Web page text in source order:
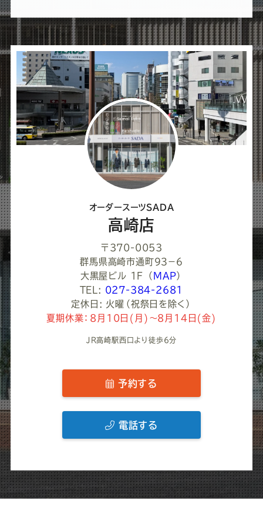
ば
シ
ェ
ア
し
て
く
だ
オーダースーツSADA
高崎店
〒370-0053
群馬県高崎市通町９３−６
大黒屋ビル 1F
（ MAP）
TEL: 027-384-2681
定休日: 火曜（祝祭日を除く）
夏期休業：8月10日(月)～8月14日(金)
JR高崎駅西口より徒歩6分
予約する
電話する